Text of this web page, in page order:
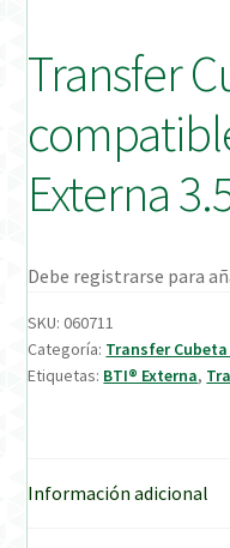
Mi cuenta
On-line Store
Productos Favoritos
Uso previsto
Verification Required
Transfer
Externa
Debe registrarse para
SKU:060711
Categoría: Transfer
Etiquetas: BTI® Externa,
Información adicional